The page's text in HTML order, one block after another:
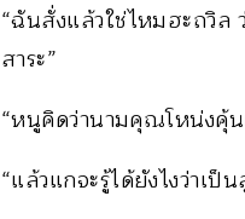
“ฉันสั่งแล้วใช่ไหมฮะถวิล
สาระ”
“หนูคิดว่านามคุณโหน่งคุ้
“แล้วแกจะรู้ได้ยังไงว่าเป็